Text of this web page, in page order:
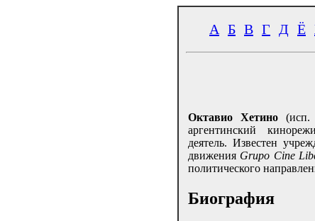
А Б В Г Д Ё
Октавио Хетино(исп.
аргентинский
деятель. Известен
движения Grupo Cine
политического
Биография